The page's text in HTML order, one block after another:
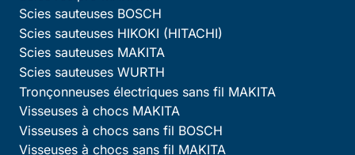
Scies sauteuses BOSCH
Scies sauteuses HIKOKI (HITACHI)
Scies sauteuses MAKITA
Scies sauteuses WURTH
Tronçonneuses électriques sans fil MAKITA
Visseuses à chocs MAKITA
Visseuses à chocs sans fil BOSCH
Visseuses à chocs sans fil MAKITA